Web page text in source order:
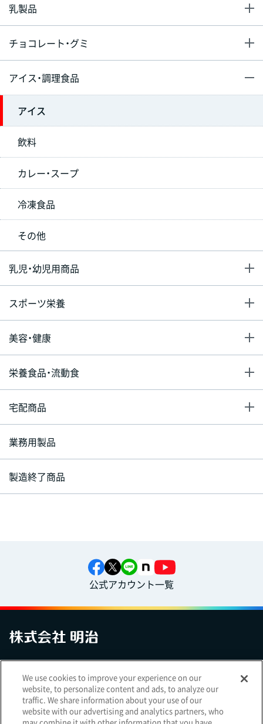
乳製品
チョコレート・グミ
アイス・調理食品
アイス
飲料
カレー・スープ
冷凍食品
その他
乳児・幼児用商品
スポーツ栄養
美容・健康
栄養食品・流動食
宅配商品
業務用製品
製造終了商品
公式アカウント一覧
アクセシビリティへの対応方針ご利用規約明治グループのDX
Cookie Settings
We use cookies to improve your experience on our
website, to personalize content and ads, to analyze our
traffic. We share information about your use of our
website with our advertising and analytics partners, who